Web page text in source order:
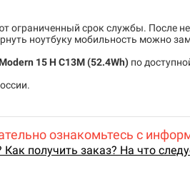
срок службы. После
ноутбуку мобильность можно
15 H C13M(52.4Wh) по
ознакомьтесь с
получить заказ? На что